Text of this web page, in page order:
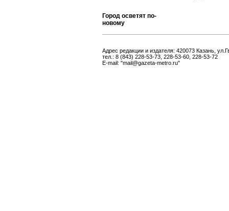
Город осветят по-
новому
Адрес редакции и издателя: 420073 Казань,
тел.: 8 (843) 228-53-73, 228-53-60, 228-53-72
E-mail: "mail@gazeta-metro.ru"